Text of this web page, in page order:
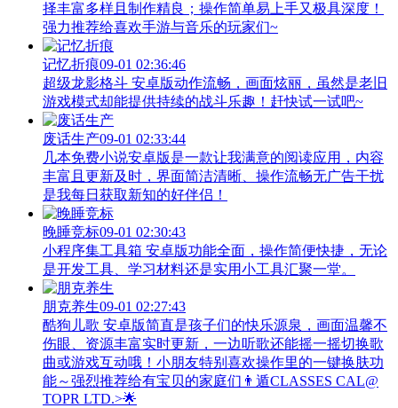
择丰富多样且制作精良；操作简单易上手又极具深度！
强力推荐给喜欢手游与音乐的玩家们~
记忆折痕09-01 02:36:46
超级龙影格斗 安卓版动作流畅，画面炫丽，虽然是老旧
游戏模式却能提供持续的战斗乐趣！赶快试一试吧~
废话生产09-01 02:33:44
几本免费小说安卓版是一款让我满意的阅读应用，内容
丰富且更新及时，界面简洁清晰、操作流畅无广告干扰
是我每日获取新知的好伴侣！
晚睡竞标09-01 02:30:43
小程序集工具箱 安卓版功能全面，操作简便快捷，无论
是开发工具、学习材料还是实用小工具汇聚一堂。
朋克养生09-01 02:27:43
酷狗儿歌 安卓版简直是孩子们的快乐源泉，画面温馨不
伤眼、资源丰富实时更新，一边听歌还能摇一摇切换歌
曲或游戏互动哦！小朋友特别喜欢操作里的一键换肤功
能～强烈推荐给有宝贝的家庭们👨‍遁️CLASSES CAL@
TOPR LTD.>🌟